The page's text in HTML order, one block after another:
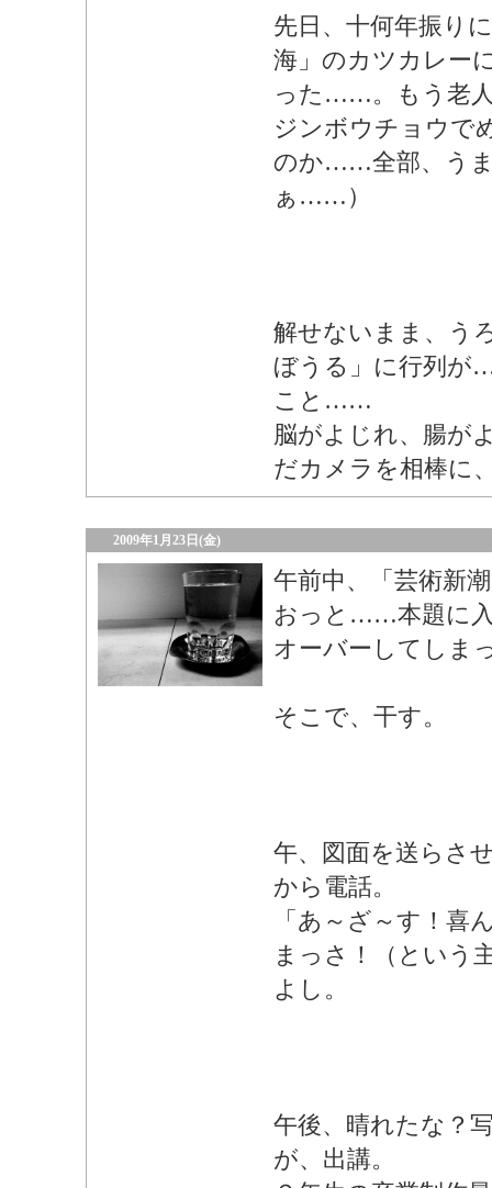
先日、十何年振り
海」のカツカレー
った……。もう老
ジンボウチョウで
のか……全部、う
ぁ……）
解せないまま、う
ぼうる」に行列が
こと……
脳がよじれ、腸が
だカメラを相棒に
2009年1月23日(金)
午前中、「芸術新
おっと……本題に
オーバーしてし
そこで、干す。
午、図面を送らさ
から電話。
「あ～ざ～す！喜
まっさ！（という
よし。
午後、晴れたな？
が、出講。